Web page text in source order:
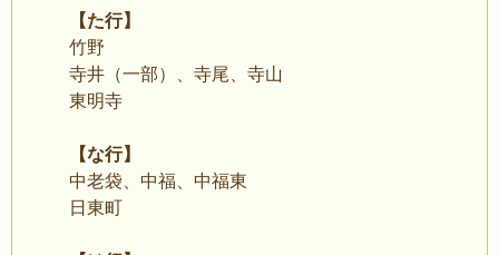
【た行】
竹野
寺井（一部）、寺尾、寺山
東明寺
【な行】
中老袋、中福、中福東
日東町